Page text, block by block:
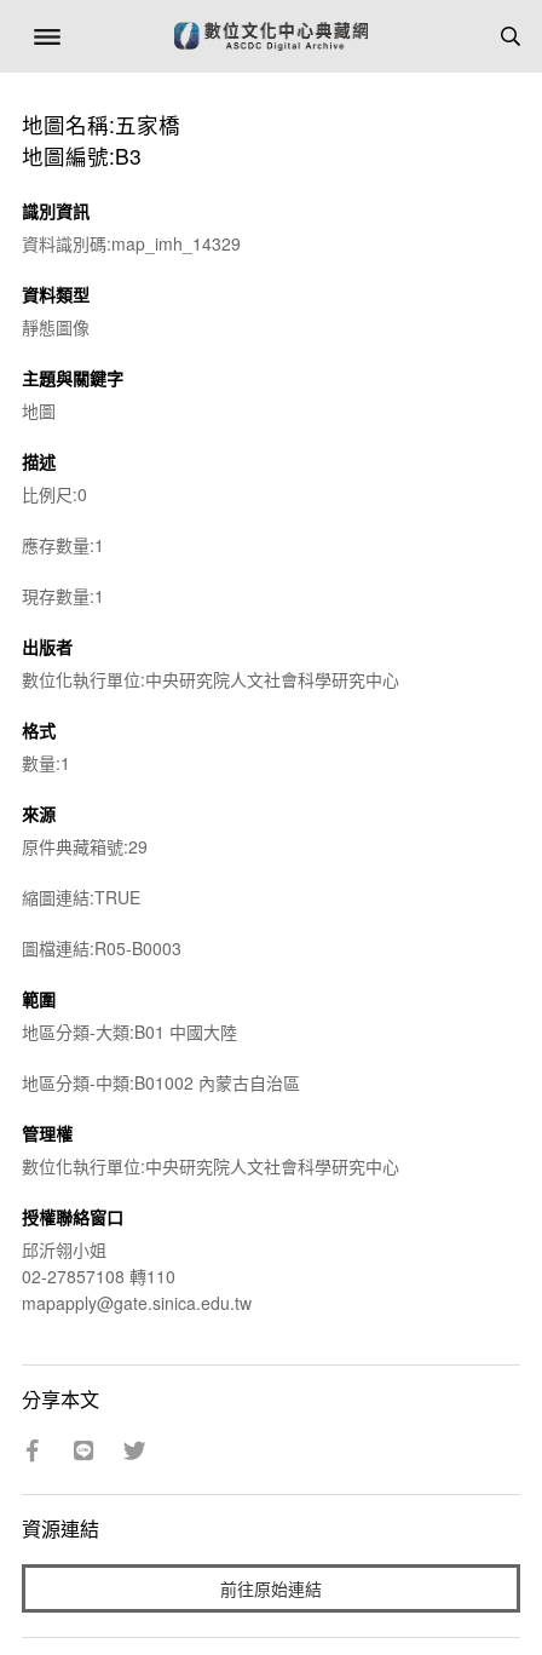
地圖名稱:五家橋
地圖編號:B3
識別資訊
資料識別碼:map_imh_14329
資料類型
靜態圖像
主題與關鍵字
地圖
描述
比例尺:0
應存數量:1
現存數量:1
出版者
數位化執行單位:中央研究院人文社會科學研究中心
格式
數量:1
來源
原件典藏箱號:29
縮圖連結:TRUE
圖檔連結:R05-B0003
範圍
地區分類-大類:B01 中國大陸
地區分類-中類:B01002 內蒙古自治區
管理權
數位化執行單位:中央研究院人文社會科學研究中心
授權聯絡窗口
邱沂翎小姐
02-27857108 轉110
mapapply@gate.sinica.edu.tw
分享本文
資源連結
前往原始連結